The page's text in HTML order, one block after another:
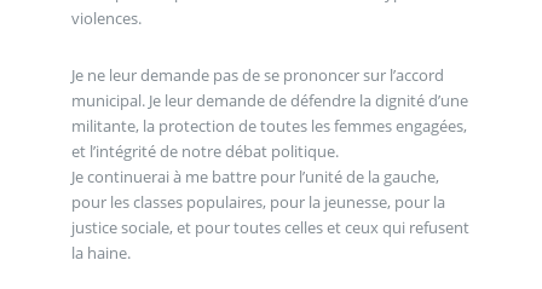
violences.
Je ne leur demande pas de se prononcer sur l’accord
municipal. Je leur demande de défendre la dignité d’une
militante, la protection de toutes les femmes engagées,
et l’intégrité de notre débat politique.
Je continuerai à me battre pour l’unité de la gauche,
pour les classes populaires, pour la jeunesse, pour la
justice sociale, et pour toutes celles et ceux qui refusent
la haine.